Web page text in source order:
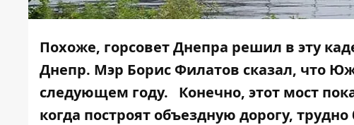
Похоже, горсовет Днепра решил в эту
Днепр. Мэр Борис Филатов сказал, что
следующем году. Конечно, этот мост
когда построят объездную дорогу,